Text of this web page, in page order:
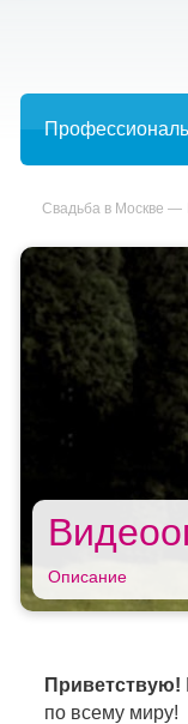
Свадьба в Москве
Описание
Приветствую!
по всему миру!